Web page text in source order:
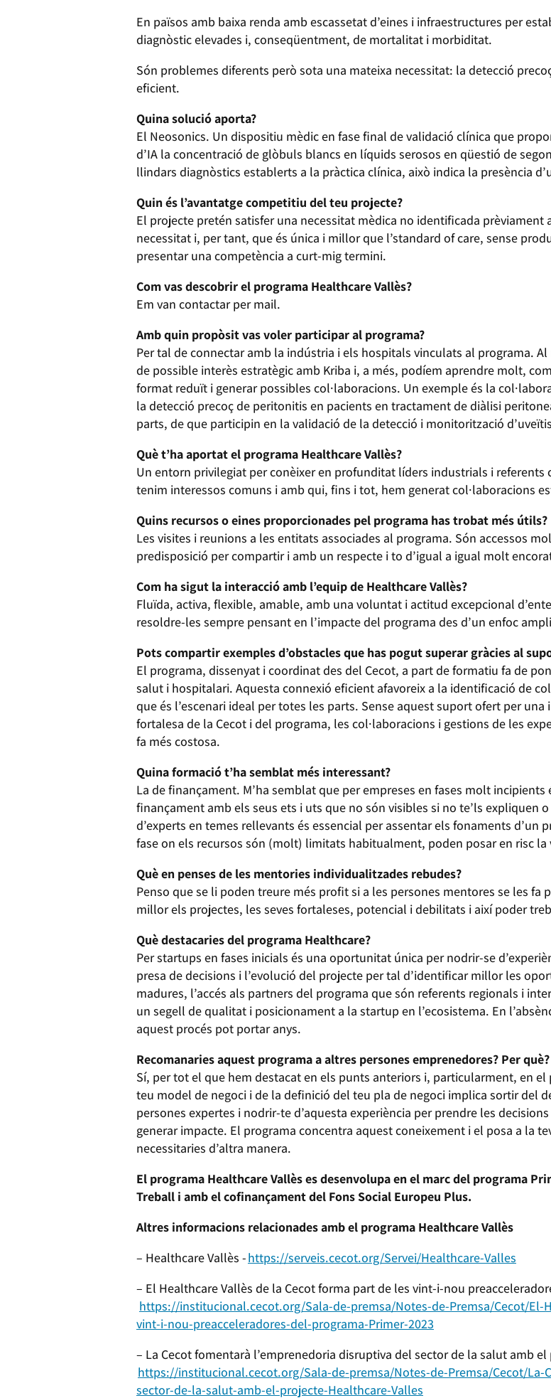
En països amb baixa renda amb escassetat d’eines i infraestructures per
diagnòstic elevades i, conseqüentment, de mortalitat i morbiditat.
Són problemes diferents però sota una mateixa necessitat: la detecció
eficient.
Quina solució aporta?
El Neosonics. Un dispositiu mèdic en fase final de validació clínica que
d’IA la concentració de glòbuls blancs en líquids serosos en qüestió de
llindars diagnòstics establerts a la pràctica clínica, això indica la presència
Quin és l’avantatge competitiu del teu projecte?
El projecte pretén satisfer una necessitat mèdica no identificada prèviament
necessitat i, per tant, que és única i millor que l’standard of care, sense
presentar una competència a curt-mig termini.
Com vas descobrir el programa Healthcare Vallès?
Em van contactar per mail.
Amb quin propòsit vas voler participar al programa?
Per tal de connectar amb la indústria i els hospitals vinculats al programa.
de possible interès estratègic amb Kriba i, a més, podíem aprendre molt,
format reduït i generar possibles col·laboracions. Un exemple és la
la detecció precoç de peritonitis en pacients en tractament de diàlisi
parts, de que participin en la validació de la detecció i monitorització
Què t’ha aportat el programa Healthcare Vallès?
Un entorn privilegiat per conèixer en profunditat líders industrials i
tenim interessos comuns i amb qui, fins i tot, hem generat col·laboracions
Quins recursos o eines proporcionades pel programa has trobat més útils?
Les visites i reunions a les entitats associades al programa. Són accessos
predisposició per compartir i amb un respecte i to d’igual a igual molt
Com ha sigut la interacció amb l’equip de Healthcare Vallès?
Fluïda, activa, flexible, amable, amb una voluntat i actitud excepcional
resoldre-les sempre pensant en l’impacte del programa des d’un enfoc
Pots compartir exemples d’obstacles que has pogut superar gràcies al
El programa, dissenyat i coordinat des del Cecot, a part de formatiu fa de
salut i hospitalari. Aquesta connexió eficient afavoreix a la identificació de
que és l’escenari ideal per totes les parts. Sense aquest suport ofert per
fortalesa de la Cecot i del programa, les col·laboracions i gestions de les
fa més costosa.
Quina formació t’ha semblat més interessant?
La de finançament. M’ha semblat que per empreses en fases molt
finançament amb els seus ets i uts que no són visibles si no te’ls expliquen
d’experts en temes rellevants és essencial per assentar els fonaments d’un
fase on els recursos són (molt) limitats habitualment, poden posar en risc la
Què en penses de les mentories individualitzades rebudes?
Penso que se li poden treure més profit si a les persones mentores se les
millor els projectes, les seves fortaleses, potencial i debilitats i així poder
Què destacaries del programa Healthcare?
Per startups en fases inicials és una oportunitat única per nodrir-se
presa de decisions i l’evolució del projecte per tal d’identificar millor les
madures, l’accés als partners del programa que són referents regionals i
un segell de qualitat i posicionament a la startup en l’ecosistema. En
aquest procés pot portar anys.
Recomanaries aquest programa a altres persones emprenedores? Per què?
Sí, per tot el que hem destacat en els punts anteriors i, particularment, en
teu model de negoci i de la definició del teu pla de negoci implica sortir del
persones expertes i nodrir-te d’aquesta experiència per prendre les
generar impacte. El programa concentra aquest coneixement i el posa a la
necessitaries d’altra manera.
El programa Healthcare Vallès es desenvolupa en el marc del programa
Treball i amb el cofinançament del Fons Social Europeu Plus.
Altres informacions relacionades amb el programa Healthcare Vallès
– Healthcare Vallès -https://serveis.cecot.org/Servei/Healthcare-Valles
– El Healthcare Vallès de la Cecot forma part de les vint-i-nou
https://institucional.cecot.org/Sala-de-premsa/Notes-de-Premsa/Cecot/
vint-i-nou-preacceleradores-del-programa-Primer-2023
– La Cecot fomentarà l’emprenedoria disruptiva del sector de la salut amb
https://institucional.cecot.org/Sala-de-premsa/Notes-de-Premsa/Cecot/
sector-de-la-salut-amb-el-projecte-Healthcare-Valles